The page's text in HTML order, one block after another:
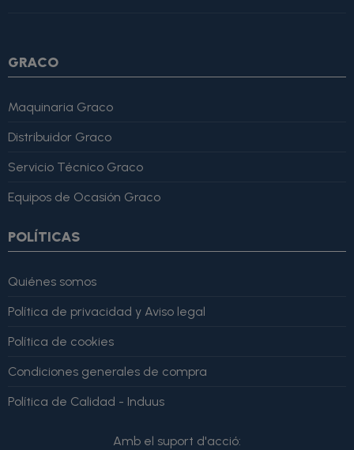
GRACO
Maquinaria Graco
Distribuidor Graco
Servicio Técnico Graco
Equipos de Ocasión Graco
POLÍTICAS
Quiénes somos
Política de privacidad y Aviso legal
Política de cookies
Condiciones generales de compra
Política de Calidad - Induus
Amb el suport d'acció: